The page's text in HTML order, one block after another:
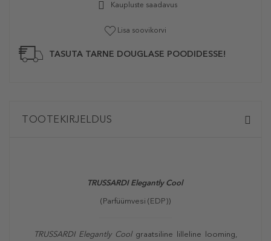
Kaupluste saadavus
Lisa soovikorvi
TASUTA TARNE DOUGLASE POODIDESSE!
TOOTEKIRJELDUS
TRUSSARDI Elegantly Cool
(Parfüümvesi (EDP))
TRUSSARDI Elegantly Cool graatsiline lilleline looming,